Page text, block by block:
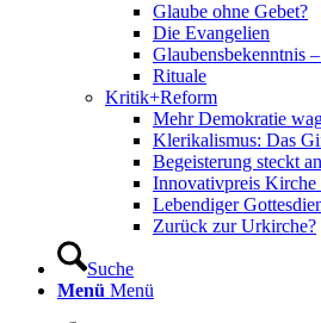
Glaube ohne Gebet?
Die Evangelien
Glaubensbekenntnis
Rituale
Kritik+Reform
Mehr Demokratie
Klerikalismus: Das
Begeisterung steckt
Innovativpreis
Lebendiger
Zurück zur Urkirche?
Suche
Menü Menü